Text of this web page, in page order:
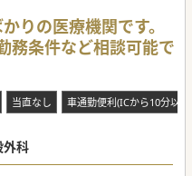
りの医療機関です。
務条件など相談可能で
当直なし 車通勤便利(ICから10分以内)
外科